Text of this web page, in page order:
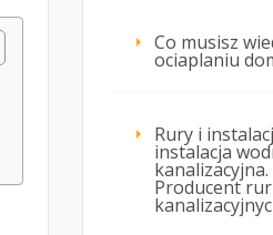
Co musisz
ociaplaniu
Rury i
instalacja
kanalizacyjna.
Producent rur